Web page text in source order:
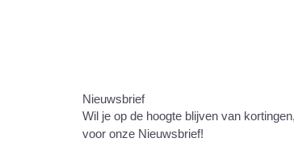
Nieuwsbrief
Wil je op de hoogte blijven van
voor onze Nieuwsbrief!